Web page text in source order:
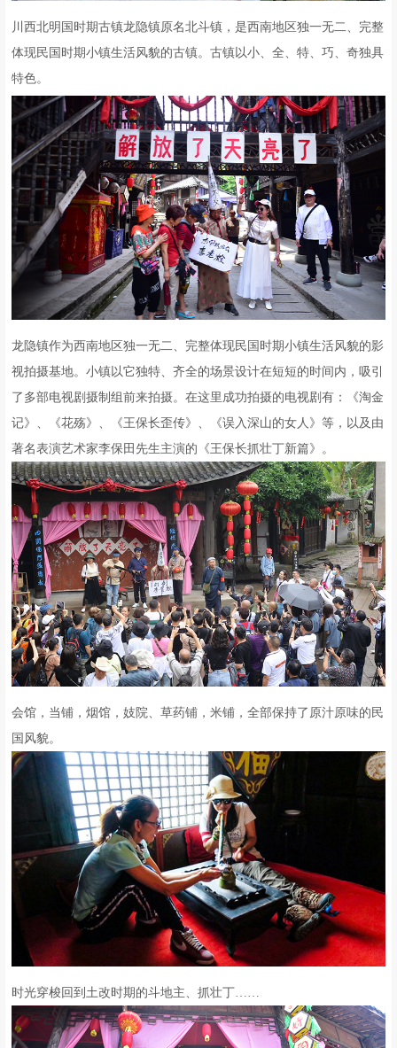
川西北明国时期古镇龙隐镇原名北斗镇，是西南地区独一无二、完整
体现民国时期小镇生活风貌的古镇。古镇以小、全、特、巧、奇独具
特色。
龙隐镇作为西南地区独一无二、完整体现民国时期小镇生活风貌的影
视拍摄基地。小镇以它独特、齐全的场景设计在短短的时间内，吸引
了多部电视剧摄制组前来拍摄。在这里成功拍摄的电视剧有：《淘金
记》、《花殇》、《王保长歪传》、《误入深山的女人》等，以及由
著名表演艺术家李保田先生主演的《王保长抓壮丁新篇》。
会馆，当铺，烟馆，妓院、草药铺，米铺，全部保持了原汁原味的民
国风貌。
时光穿梭回到土改时期的斗地主、抓壮丁……